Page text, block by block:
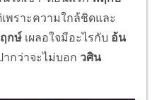
พราะความใกล้ชิดและ
กษ์ เผลอใจมีอะไรกับ อ้น
กว่าจะไม่บอก วศิน